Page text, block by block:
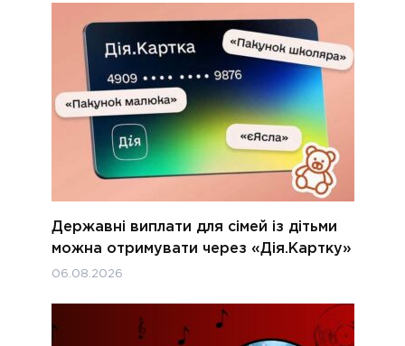
Державні виплати для сімей із дітьми
можна отримувати через «Дія.Картку»
06.08.2026